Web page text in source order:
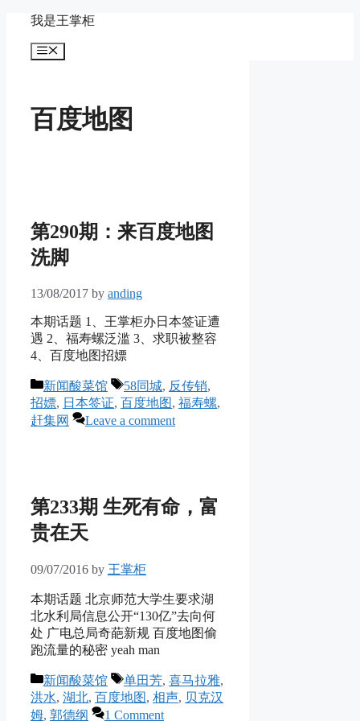
content
我是王掌柜
Menu
百度地图
第290期：来百度地图
洗脚
13/08/2017 by anding
本期话题 1、王掌柜办日本签证遭
遇 2、福寿螺泛滥 3、求职被整容
4、百度地图招嫖
Categories
新闻酸菜馆 Tags
58同城, 反传销,
招嫖, 日本签证, 百度地图 , 福寿螺,
赶集网
Leave a comment
第233期 生死有命，富
贵在天
09/07/2016 by 王掌柜
本期话题 北京师范大学生要求湖
北水利局信息公开“130亿”去向何
处 广电总局奇葩新规 百度地图偷
跑流量的秘密 yeah man
Categories
新闻酸菜馆 Tags
单田芳, 喜马拉雅,
洪水, 湖北, 百度地图 , 相声, 贝克汉
姆, 郭德纲 1 Comment